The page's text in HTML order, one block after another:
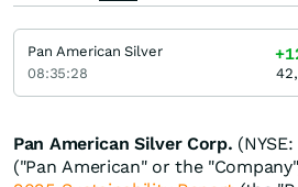
Pan American Silver Corp.
("Pan American" or the
Pan American Silver
08:35:28